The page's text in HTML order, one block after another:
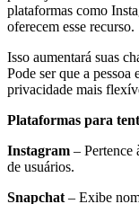
plataformas como
oferecem esse recurso.
Isso aumentará suas
Pode ser que a
privacidade mais
Plataformas para
Instagram – Pertence
de usuários.
Snapchat – Exibe